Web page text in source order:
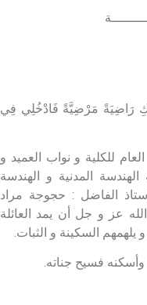
رَاضِيَةً مَرْضِيَّةً فَادْخُلِي فِي
للكلية و نواب العميد و
المدنية و الهندسة
الفاضل : حجوجة مراد
عز و جل أن يمد العائلة
السكينة و الثبات.
وأسكنه فسيح جناته.